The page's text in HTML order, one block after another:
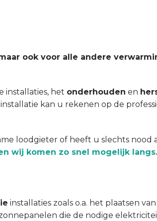
ook voor alle andere
installaties, het onderhouden en
kan u rekenen op de
loodgieter of heeft u slechts nood
wij komen zo snel mogelijk langs.
installaties zoals o.a. het plaatsen
die de nodige